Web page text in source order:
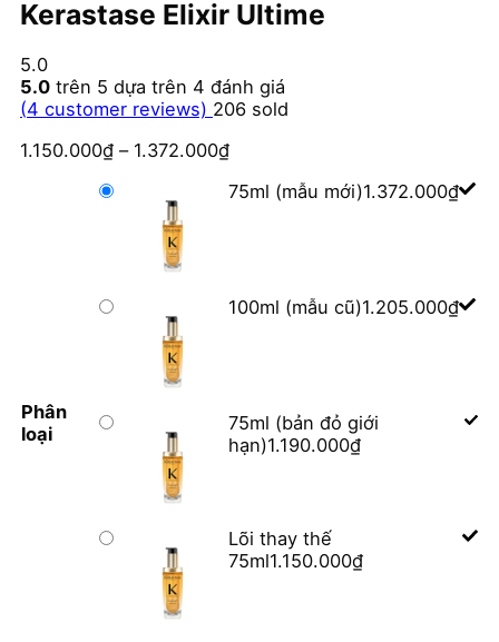
Kerastase Elixir Ultime
5.0
5.0 trên 5 dựa trên 4 đánh giá
(4 customer reviews) 206 sold
1.150.000₫ – 1.372.000₫
Phân
loại
75ml (mẫu mới)1.372.000₫
100ml (mẫu cũ)1.205.000₫
75ml (bản đỏ giới
hạn)1.190.000₫
Lõi thay thế
75ml1.150.000₫